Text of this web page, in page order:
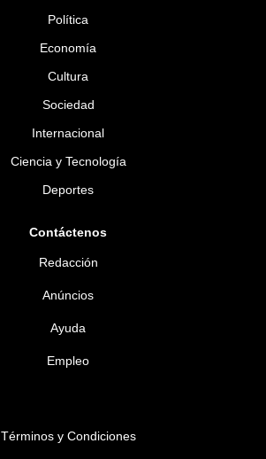
Política
Economía
Cultura
Sociedad
Internacional
Ciencia y Tecnología
Deportes
Contáctenos
Redacción
Anúncios
Ayuda
Empleo
Términos y Condiciones